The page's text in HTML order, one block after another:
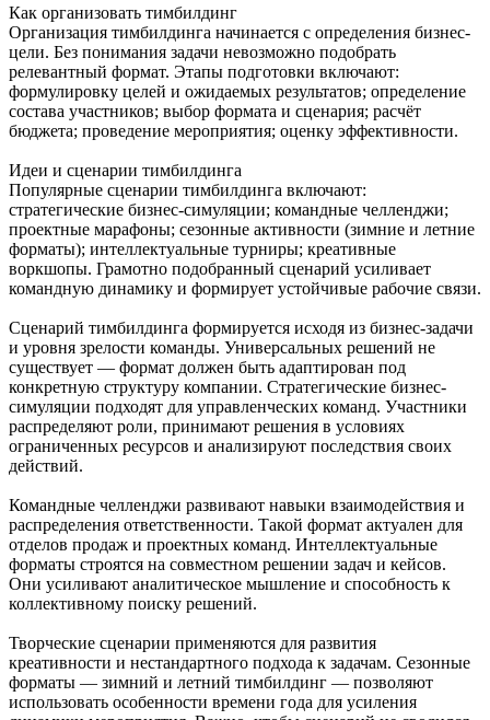
Как организовать тимбилдинг
Организация тимбилдинга начинается с определения бизнес-
цели. Без понимания задачи невозможно подобрать
релевантный формат. Этапы подготовки включают:
формулировку целей и ожидаемых результатов; определение
состава участников; выбор формата и сценария; расчёт
бюджета; проведение мероприятия; оценку эффективности.
Идеи и сценарии тимбилдинга
Популярные сценарии тимбилдинга включают:
стратегические бизнес-симуляции; командные челленджи;
проектные марафоны; сезонные активности (зимние и летние
форматы); интеллектуальные турниры; креативные
воркшопы. Грамотно подобранный сценарий усиливает
командную динамику и формирует устойчивые рабочие связи.
Сценарий тимбилдинга формируется исходя из бизнес-задачи
и уровня зрелости команды. Универсальных решений не
существует — формат должен быть адаптирован под
конкретную структуру компании. Стратегические бизнес-
симуляции подходят для управленческих команд. Участники
распределяют роли, принимают решения в условиях
ограниченных ресурсов и анализируют последствия своих
действий.
Командные челленджи развивают навыки взаимодействия и
распределения ответственности. Такой формат актуален для
отделов продаж и проектных команд. Интеллектуальные
форматы строятся на совместном решении задач и кейсов.
Они усиливают аналитическое мышление и способность к
коллективному поиску решений.
Творческие сценарии применяются для развития
креативности и нестандартного подхода к задачам. Сезонные
форматы — зимний и летний тимбилдинг — позволяют
использовать особенности времени года для усиления